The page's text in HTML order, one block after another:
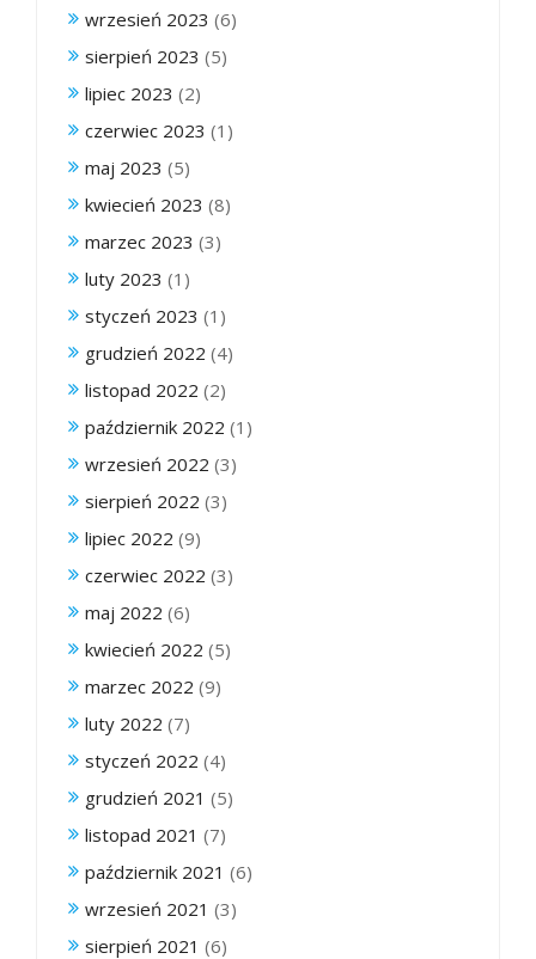
wrzesień 2023 (6)
sierpień 2023 (5)
lipiec 2023 (2)
czerwiec 2023 (1)
maj 2023 (5)
kwiecień 2023 (8)
marzec 2023 (3)
luty 2023 (1)
styczeń 2023 (1)
grudzień 2022 (4)
listopad 2022 (2)
październik 2022 (1)
wrzesień 2022 (3)
sierpień 2022 (3)
lipiec 2022 (9)
czerwiec 2022 (3)
maj 2022 (6)
kwiecień 2022 (5)
marzec 2022 (9)
luty 2022 (7)
styczeń 2022 (4)
grudzień 2021 (5)
listopad 2021 (7)
październik 2021 (6)
wrzesień 2021 (3)
sierpień 2021 (6)